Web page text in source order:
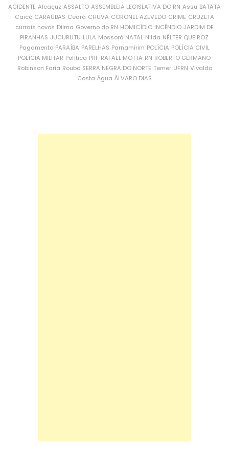
ACIDENTE Alcaçuz ASSALTO ASSEMBLEIA LEGISLATIVA DO RN Assu BATATA
Caicó CARAÚBAS Ceará CHUVA CORONEL AZEVEDO CRIME CRUZETA
currais novos Dilma Governo do RN HOMICÍDIO INCÊNDIO JARDIM DE
PIRANHAS JUCURUTU LULA Mossoró NATAL Nilda NÉLTER QUEIROZ
Pagamento PARAÍBA PARELHAS Parnamirim POLÍCIA POLÍCIA CIVIL
POLÍCIA MILITAR Política PRF RAFAEL MOTTA RN ROBERTO GERMANO
Robinson Faria Roubo SERRA NEGRA DO NORTE Temer UFRN Vivaldo
Costa Água ÁLVARO DIAS